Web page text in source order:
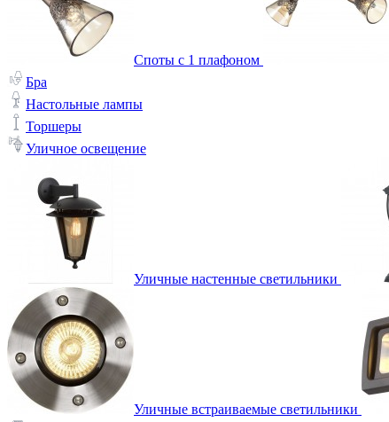
Споты с 1 плафоном
Бра
Настольные лампы
Торшеры
Уличное освещение
Уличные настенные светильники
Уличные встраиваемые светильники